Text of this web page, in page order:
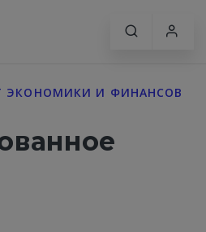
ЭКОНОМИКИ И ФИНАНСОВ